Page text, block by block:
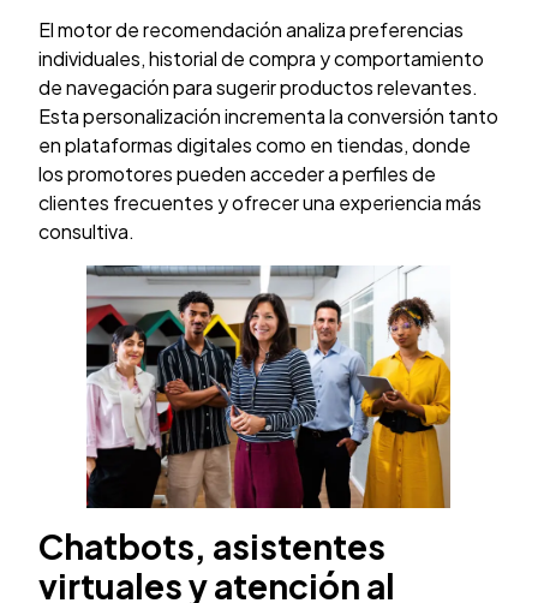
El motor de recomendación analiza preferencias
individuales, historial de compra y comportamiento
de navegación para sugerir productos relevantes.
Esta personalización incrementa la conversión tanto
en plataformas digitales como en tiendas, donde
los promotores pueden acceder a perfiles de
clientes frecuentes y ofrecer una experiencia más
consultiva.
Chatbots, asistentes
virtuales y atención al